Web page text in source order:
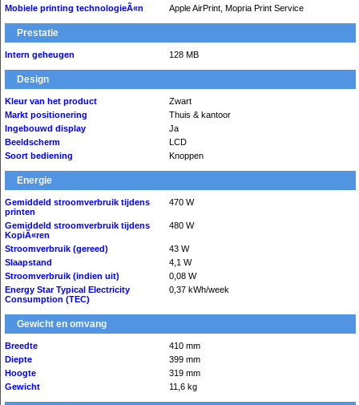
Mobiele printing technologieÃ«n
Apple AirPrint, Mopria Print Service
Prestatie
Intern geheugen 128 MB
Design
Kleur van het product
Zwart
Markt positionering
Thuis & kantoor
Ingebouwd display
Ja
Beeldscherm
LCD
Soort bediening
Knoppen
Energie
Gemiddeld stroomverbruik tijdens
printen
470 W
Gemiddeld stroomverbruik tijdens
KopiÃ«ren
480 W
Stroomverbruik (gereed)
43 W
Slaapstand
4,1 W
Stroomverbruik (indien uit)
0,08 W
Energy Star Typical Electricity
Consumption (TEC)
0,37 kWh/week
Gewicht en omvang
Breedte
410 mm
Diepte
399 mm
Hoogte
319 mm
Gewicht
11,6 kg